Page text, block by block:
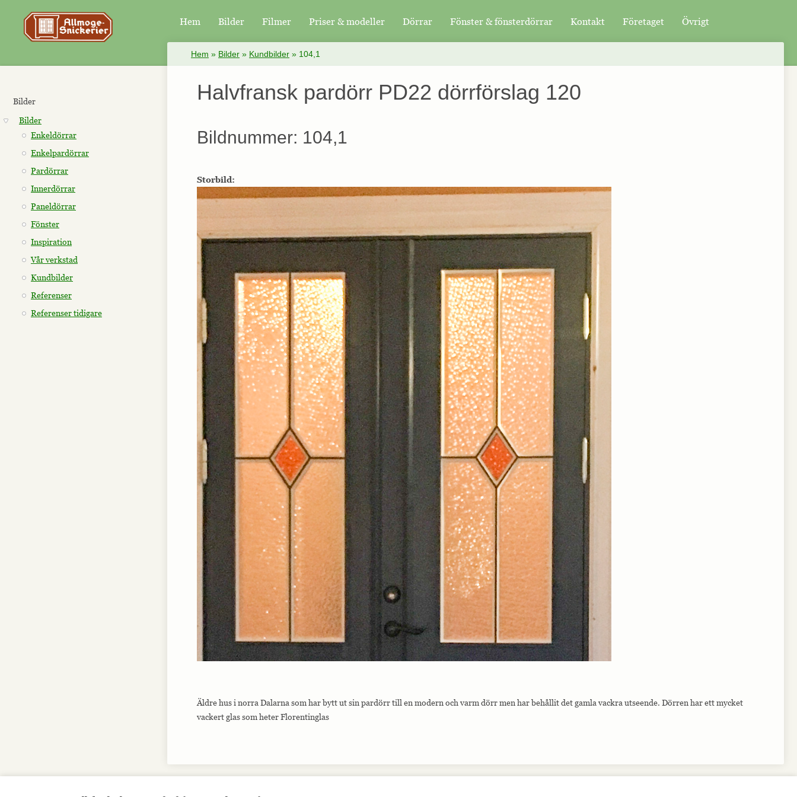
Hem Bilder Filmer Priser & modeller Dörrar Fönster & fönsterdörrar Kontakt Företaget Övrigt
Bilder
Bilder
Enkeldörrar
Enkelpardörrar
Pardörrar
Innerdörrar
Paneldörrar
Fönster
Inspiration
Vår verkstad
Kundbilder
Referenser
Referenser tidigare
Hem » Bilder » Kundbilder » 104,1
Halvfransk pardörr PD22 dörrförslag 120
Bildnummer: 104,1
Storbild:
Äldre hus i norra Dalarna som har bytt ut sin pardörr till en modern och varm dörr men har behållit det gamla vackra utseende. Dörren har ett mycket
vackert glas som heter Florentinglas